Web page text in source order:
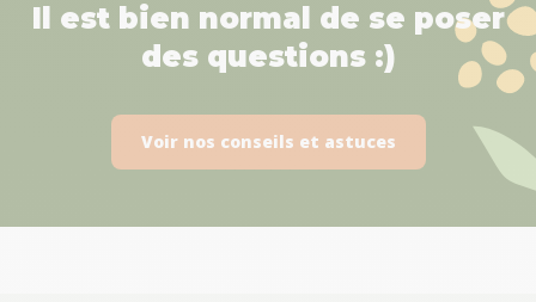
Il est bien normal de se poser
des questions :)
Voir nos conseils et astuces